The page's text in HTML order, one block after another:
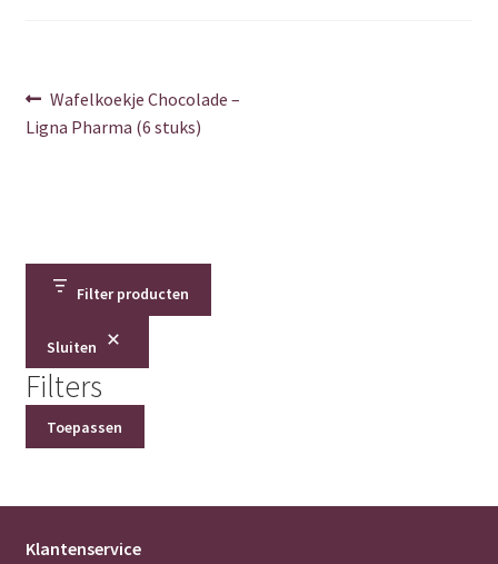
Error
Berichtnavigatie
Vorig
bericht:
Wafelkoekje Chocolade –
Ligna Pharma (6 stuks)
Filter producten
Sluiten
Filters
Toepassen
Klantenservice